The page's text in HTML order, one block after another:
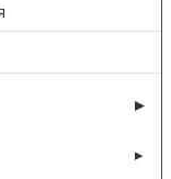
480г/м2